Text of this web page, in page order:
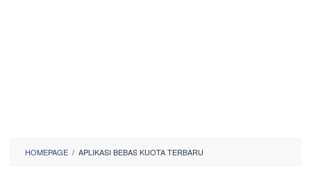
HOMEPAGE / APLIKASI BEBAS KUOTA TERBARU